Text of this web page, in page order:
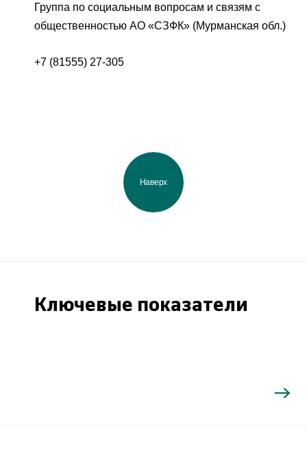
Группа по социальным вопросам и связям с
общественностью АО «СЗФК» (Мурманская обл.)
+7 (81555) 27-305
Наверх
Ключевые показатели